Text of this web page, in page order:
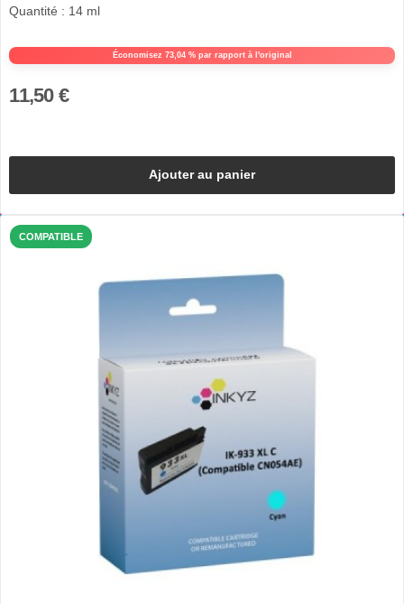
Économisez 73,04 % par rapport à l'original
Quantité : 14 ml
11,50 €
Ajouter au panier
COMPATIBLE